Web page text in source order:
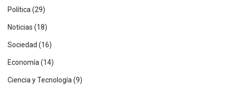
Política(29)
Noticias (18)
Sociedad (16)
Economía(14)
Ciencia y Tecnología(9)